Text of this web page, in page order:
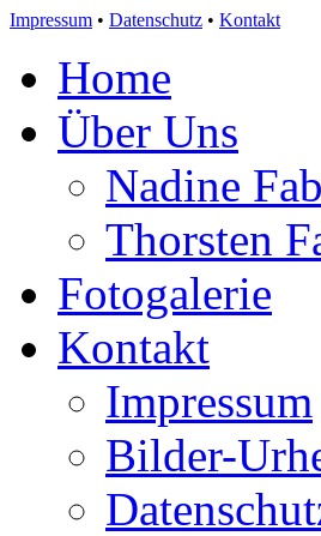
Impressum • Datenschutz • Kontakt
Home
Über Uns
Nadine
Thorsten
Fotogalerie
Kontakt
Impressum
Bilder-